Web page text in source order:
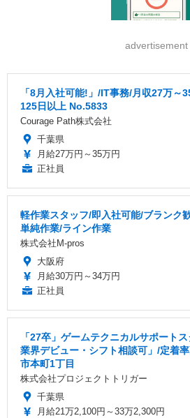
advertisement
「8月入社可能!」/IT事務/月収27万～
125日以上 No.5833
Courage Path株式会社
千葉県
月給27万円～35万円
正社員
軽作業スタッフ/即入社可能/ブランク
単純作業/ライン作業
株式会社M-pros
大阪府
月給30万円～34万円
正社員
「27卒」ゲームテクニカルサポート
業界デビュー・シフト相談可」/定着
市本町1丁目
株式会社プロジェクトトリガー
千葉県
月給21万2,100円～33万2,300円